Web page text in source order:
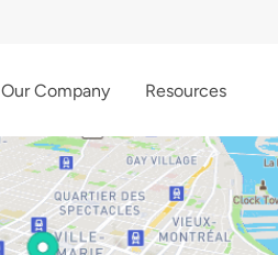
Our Company Resources